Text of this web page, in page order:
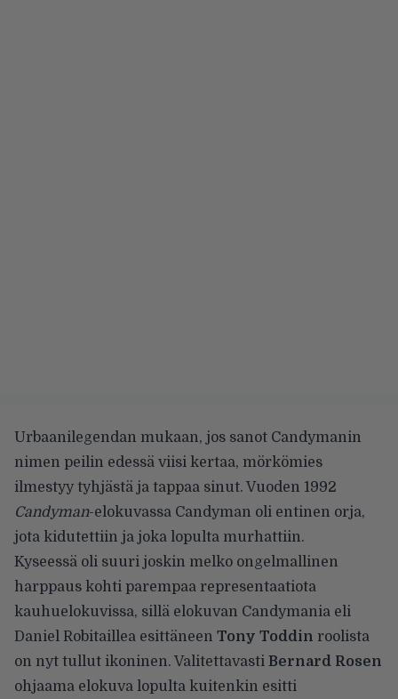
Urbaanilegendan mukaan, jos sanot Candymanin
nimen peilin edessä viisi kertaa, mörkömies
ilmestyy tyhjästä ja tappaa sinut. Vuoden 1992
Candyman-elokuvassa Candyman oli entinen orja,
jota kidutettiin ja joka lopulta murhattiin.
Kyseessä oli suuri joskin melko ongelmallinen
harppaus kohti parempaa representaatiota
kauhuelokuvissa, sillä elokuvan Candymania eli
Daniel Robitaillea esittäneen Tony Toddin roolista
on nyt tullut ikoninen. Valitettavasti Bernard Rosen
ohjaama elokuva lopulta kuitenkin esitti